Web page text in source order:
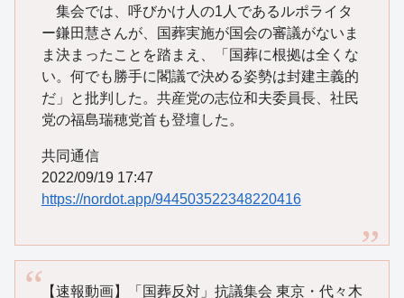
集会では、呼びかけ人の1人であるルポライタ
ー鎌田慧さんが、国葬実施が国会の審議がないま
ま決まったことを踏まえ、「国葬に根拠は全くな
い。何でも勝手に閣議で決める姿勢は封建主義的
だ」と批判した。共産党の志位和夫委員長、社民
党の福島瑞穂党首も登壇した。
共同通信
2022/09/19 17:47
https://nordot.app/944503522348220416
【速報動画】「国葬反対」抗議集会 東京・代々木